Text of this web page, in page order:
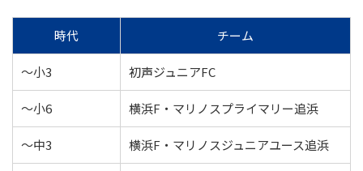
時代 チーム
〜小3 初声ジュニアFC
〜小6 横浜F・マリノスプライマリー追浜
〜中3 横浜F・マリノスジュニアユース追浜